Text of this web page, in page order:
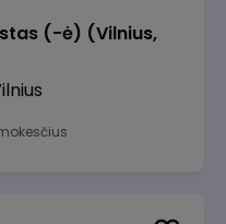
(-ė) (Vilnius,